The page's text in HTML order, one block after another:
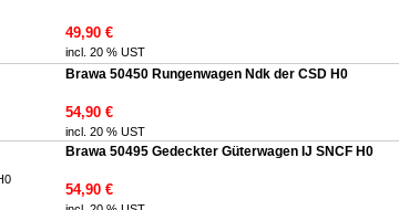
49,90 €
incl. 20 % UST
Brawa 50450 Rungenwagen Ndk der CSD H0
54,90 €
incl. 20 % UST
Brawa 50495 Gedeckter Güterwagen IJ SNCF H0
54,90 €